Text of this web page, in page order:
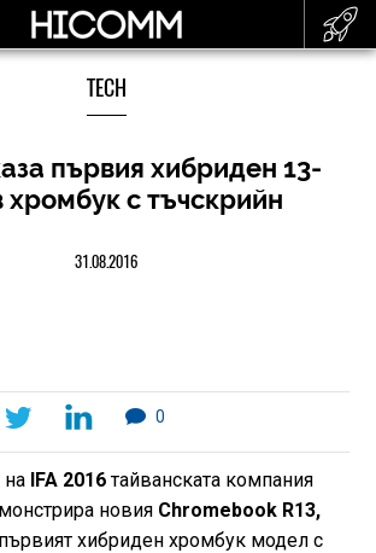
TECH
първия хибриден 13-
хромбук с тъчскрийн
31.08.2016
0
IFA 2016тайванската компания
новия Chromebook R13,
хибриден хромбук модел с